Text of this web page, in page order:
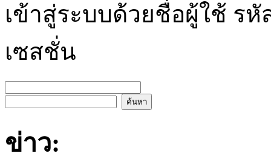
เข้าสู่ระบบด้วยชื่อผู้ใช้ รหั
เซสชั่น
ข่าว: